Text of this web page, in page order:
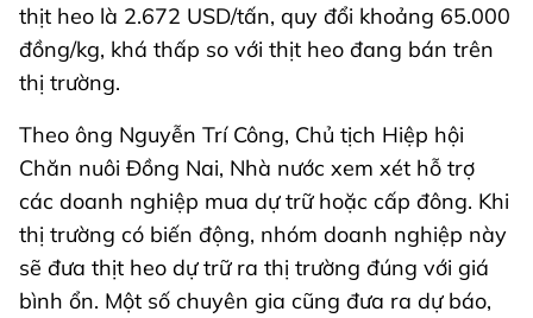
thịt heo là 2.672 USD/tấn, quy đổi khoảng 65.000
đồng/kg, khá thấp so với thịt heo đang bán trên
thị trường.
Theo ông Nguyễn Trí Công, Chủ tịch Hiệp hội
Chăn nuôi Đồng Nai, Nhà nước xem xét hỗ trợ
các doanh nghiệp mua dự trữ hoặc cấp đông. Khi
thị trường có biến động, nhóm doanh nghiệp này
sẽ đưa thịt heo dự trữ ra thị trường đúng với giá
bình ổn. Một số chuyên gia cũng đưa ra dự báo,